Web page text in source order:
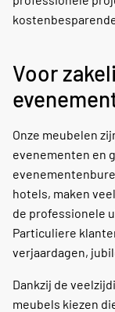
Voor
Onze meubelen
evenementen en
hotels, maken
de professionele
Particuliere
verjaardagen,
Dankzij de
meubels kiezen